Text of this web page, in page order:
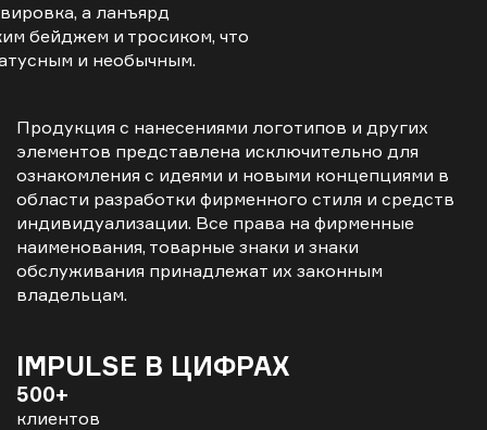
а ланъярд
бейджем и тросиком, что
и необычным.
Продукция с нанесениями логотипов и других
элементов представлена исключительно для
ознакомления с идеями и новыми концепциями в
области разработки фирменного стиля и средств
индивидуализации. Все права на фирменные
наименования, товарные знаки и знаки
обслуживания принадлежат их законным
владельцам.
IMPULSE В ЦИФРАХ
500+
клиентов